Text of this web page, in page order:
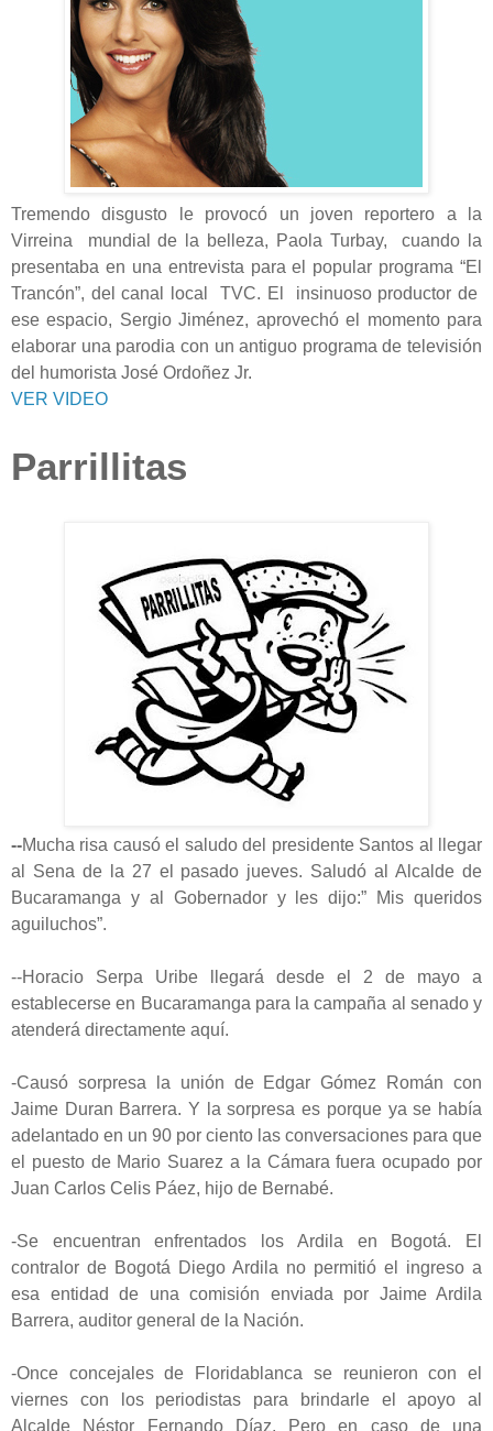
Tremendo disgusto le provocó un joven reportero a la
Virreina mundial de la belleza, Paola Turbay, cuando la
presentaba en una entrevista para el popular programa “El
Trancón”, del canal local TVC. El insinuoso productor de
ese espacio, SergioJiménez, aprovechó el momento para
elaborar una parodia con un antiguo programa de televisión
del humorista José Ordoñez Jr.
VER VIDEO
Parrillitas
--Mucha risa causó el saludo del presidente Santos al llegar
al Sena de la 27 el pasado jueves. Saludó al Alcalde de
Bucaramanga y al Gobernador y lesdijo:” Mis queridos
aguiluchos”.
--Horacio Serpa Uribe llegará desde el 2 de mayo a
establecerse en Bucaramanga para la campaña al senado y
atenderá directamente aquí.
-Causó sorpresa la unión de Edgar Gómez Román con
Jaime Duran Barrera. Y la sorpresa es porque ya se había
adelantado en un 90 por ciento las conversaciones para que
el puesto de Mario Suarez a la Cámara fuera ocupado por
Juan Carlos Celis Páez, hijo de Bernabé.
-Se encuentran enfrentados los Ardila en Bogotá. El
contralor de Bogotá Diego Ardila no permitió el ingreso a
esa entidad de una comisión enviada por Jaime Ardila
Barrera, auditor general de la Nación.
-Once concejales de Floridablanca se reunieron con el
viernes con los periodistas para brindarle el apoyo al
Alcalde Néstor Fernando Díaz. Pero en caso de una